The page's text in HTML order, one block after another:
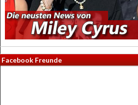
Facebook Freunde